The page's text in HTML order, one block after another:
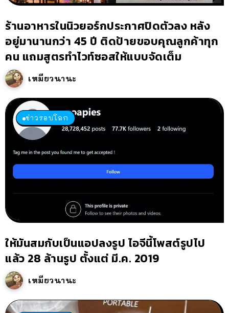
ร้านอาหารในนิวยอร์กประกาศปิดตัวลง หลัง
อยู่มานานกว่า 45 ปี ติดป้ายขอบคุณลูกค้าทุก
คน แถมสูตรทำไวท์ซอสให้แบบจัดเต็ม
เหมียวนานะ
ข่าวรอบโลก
ให้มันสมกับเป็นแอปลงรูป ไอจีนี้โพสต์รูปไป
แล้ว 28 ล้านรูป ตั้งแต่ มี.ค. 2019
เหมียวนานะ